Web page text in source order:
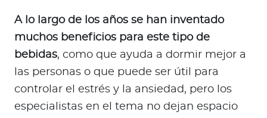
A lo largo de los años se han inventado
muchos beneficios para este tipo de
bebidas, como que ayuda a dormir mejor a
las personas o que puede ser útil para
controlar el estrés y la ansiedad, pero los
especialistas en el tema no dejan espacio